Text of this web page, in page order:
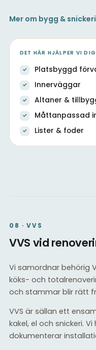
Mer om bygg & snickeri
DET HÄR HJÄLPER VI
Platsbyggd
Innerväggar
Altaner &
Måttanpassad
Lister & foder
Platsbyggd hall med
08 · VVS
VVS vid
Vi samordnar behörig
köks- och
och stammar blir rätt
VVS är sällan ett
kakel, el och snickeri.
dokumenterar